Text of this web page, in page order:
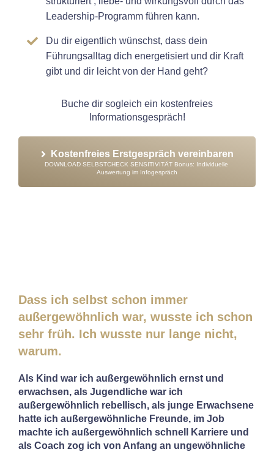
Leadership-Programm führen kann.
Du dir eigentlich wünschst, dass dein
Führungsalltag dich energetisiert und dir Kraft
gibt und dir leicht von der Hand geht?
Buche dir sogleich ein kostenfreies
Informationsgespräch!
Kostenfreies Erstgespräch vereinbaren
DOWNLOAD SELBSTCHECK SENSITIVITÄT Bonus: Individuelle
Auswertung im Infogespräch
Dass ich selbst schon immer
außergewöhnlich war, wusste ich schon
sehr früh. Ich wusste nur lange nicht,
warum.
Als Kind war ich außergewöhnlich ernst und
erwachsen, als Jugendliche war ich
außergewöhnlich rebellisch, als junge Erwachsene
hatte ich außergewöhnliche Freunde, im Job
machte ich außergewöhnlich schnell Karriere und
als Coach zog ich von Anfang an ungewöhnliche